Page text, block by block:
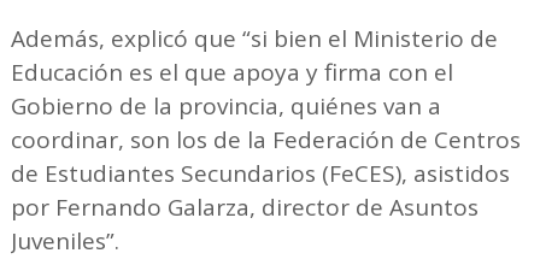
Además, explicó que “si bien el Ministerio de
Educación es el que apoya y firma con el
Gobierno de la provincia, quiénes van a
coordinar, son los de la Federación de Centros
de Estudiantes Secundarios (FeCES), asistidos
por Fernando Galarza, director de Asuntos
Juveniles”.